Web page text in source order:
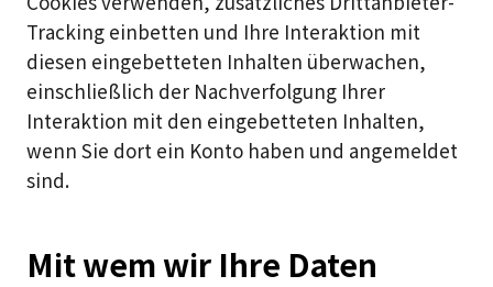
Tracking einbetten und Ihre Interaktion mit
diesen eingebetteten Inhalten überwachen,
einschließlich der Nachverfolgung Ihrer
Interaktion mit den eingebetteten Inhalten,
wenn Sie dort ein Konto haben und angemeldet
sind.
Mit wem wir Ihre Daten